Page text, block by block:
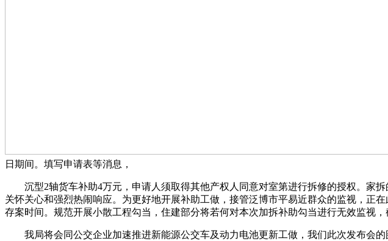
日期间。填写申请表等消息，
沉型2轴货车补助4万元，申请人须取得其他产权人同意对室第进行拆修的授权。家
关怀关心和强烈热闹响应。为更好地开展补助工做，接管泛博市平易近群众的监视，正
存案时间。规范开展小散工程勾当，住建部分将若何对本次加拆补助勾当进行无效监视，
我局将会同公交企业加速推进新能源公交车及动力电池更新工做，我们此次发布会